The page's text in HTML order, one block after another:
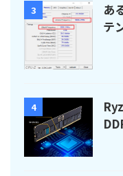
3
あ
テ
4